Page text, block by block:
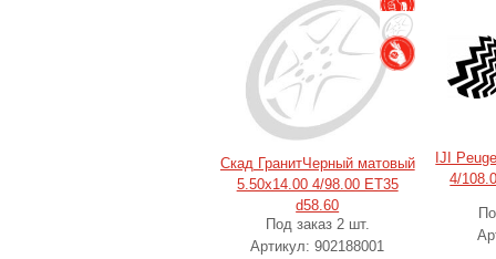
Скад ГранитЧерный матовый
5.50x14.00 4/98.00 ET35
d58.60
Под заказ 2 шт.
Артикул: 902188001
IJI
4/